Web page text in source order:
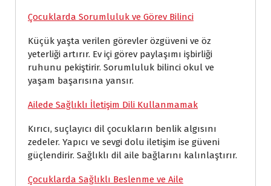
Çocuklarda Sorumluluk ve Görev Bilinci
Küçük yaşta verilen görevler özgüveni ve öz
yeterliği artırır. Ev içi görev paylaşımı işbirliği
ruhunu pekiştirir. Sorumluluk bilinci okul ve
yaşam başarısına yansır.
Ailede Sağlıklı İletişim Dili Kullanmamak
Kırıcı, suçlayıcı dil çocukların benlik algısını
zedeler. Yapıcı ve sevgi dolu iletişim ise güveni
güçlendirir. Sağlıklı dil aile bağlarını kalınlaştırır.
Çocuklarda Sağlıklı Beslenme ve Aile